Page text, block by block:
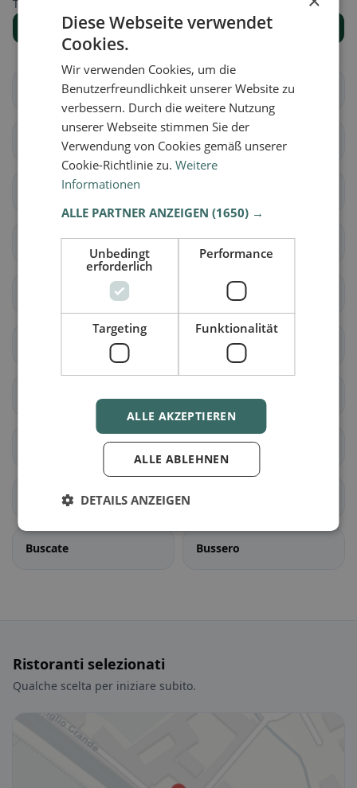
Trova il luogo giusto per la tua ricerca di ristoranti.
Mostra tutti i luoghi
Abbiategrasso Albairate
Arconate Arese
Arluno
Bareggio Basiano
Bellinzago Lombardo
Besate
Boffalora sopra Ticino
Bresso
Bubbiano
Buscate Bussero
Ristoranti selezionati
Qualche scelta per iniziare subito.
Diese Webseite verwendet
Cookies.
Wir verwenden Cookies, um die
Benutzerfreundlichkeit unserer Website zu
verbessern. Durch die weitere Nutzung
unserer Webseite stimmen Sie der
Verwendung von Cookies gemäß unserer
Cookie-Richtlinie zu.Weitere
Informationen
ALLE PARTNER ANZEIGEN(1650) →
Unbedingt
erforderlich
Performance
Targeting Funktionalität
ALLE AKZEPTIEREN
ALLE ABLEHNEN
DETAILS ANZEIGEN